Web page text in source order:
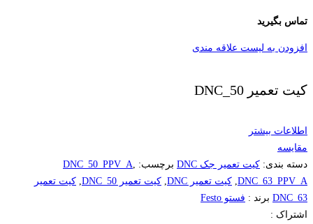
تماس بگیرید
افزودن به لیست علاقه مندی
کیت تعمیر DNC_50
اطلاعات بیشتر
مقایسه
دسته بندی: کیت تعمیر جک DNC برچسب: DNC_50_PPV_A,
DNC_63_PPV_A
, کیت تعمیر DNC , کیت تعمیر DNC_50 , کیت تعمیر
DNC_63 برند : فستو Festo
اشتراک :